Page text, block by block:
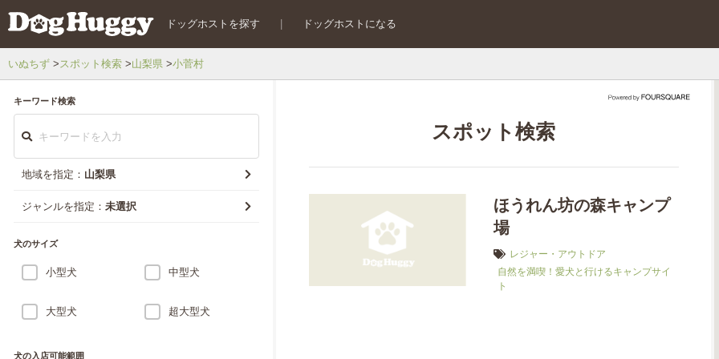
ドッグホストを探す ドッグホストになる
いぬちず スポット検索 山梨県 小菅村
キーワード検索
地域を指定： 山梨県
ジャンルを指定：未選択
犬のサイズ
小型犬 中型犬
大型犬 超大型犬
犬の入店可能範囲
スポット検索
ほうれん坊の森キャンプ
場
レジャー・アウトドア
自然を満喫！愛犬と行けるキャンプサイ
ト